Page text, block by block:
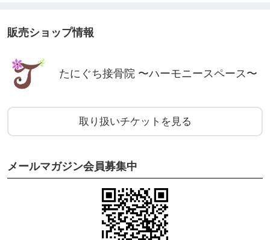
販売ショップ情報
たにぐち接骨院 〜ハーモニースペース〜
取り扱いチケットを見る
メールマガジン会員募集中